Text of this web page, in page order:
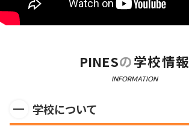
PINESの学校情報
INFORMATION
学校について